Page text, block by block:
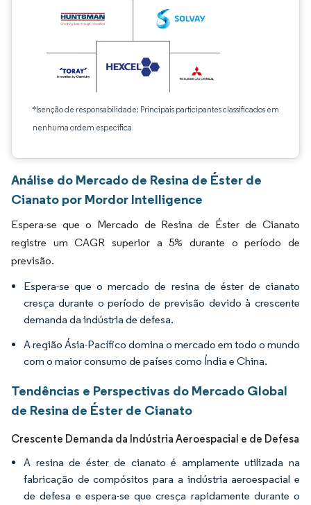
*Isenção de responsabilidade: Principais participantes classificados em
nenhuma ordem específica
Análise do Mercado de Resina de Éster de
Cianato por Mordor Intelligence
Espera-se que o Mercado de Resina de Éster de Cianato
registre um CAGR superior a 5% durante o período de
previsão.
Espera-se que o mercado de resina de éster de cianato
cresça durante o período de previsão devido à crescente
demanda da indústria de defesa.
A região Ásia-Pacífico domina o mercado em todo o mundo
com o maior consumo de países como Índia e China.
Tendências e Perspectivas do Mercado Global
de Resina de Éster de Cianato
Crescente Demanda da Indústria Aeroespacial e de Defesa
A resina de éster de cianato é amplamente utilizada na
fabricação de compósitos para a indústria aeroespacial e
de defesa e espera-se que cresça rapidamente durante o